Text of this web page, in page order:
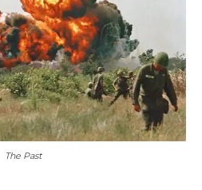
The Past